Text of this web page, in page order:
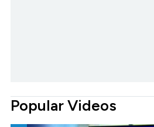
Popular Videos